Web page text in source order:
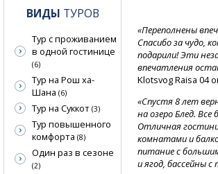
«Переполнены
Спасибо за чудо,
подарили! Эти
впечатления
Klotsvog Raisa 04
«Спустя 8 лет
на озеро Блед. Все
Отличная
комнатами и
питание с
и ягод, бассейны
ВИДЫ ТУРОВ
Тур с проживанием
в одной гостинице
(6)
Тур на Рош ха-
Шана (6)
Тур на Суккот (3)
Тур повышенного
комфорта (8)
Один раз в сезоне
(2)